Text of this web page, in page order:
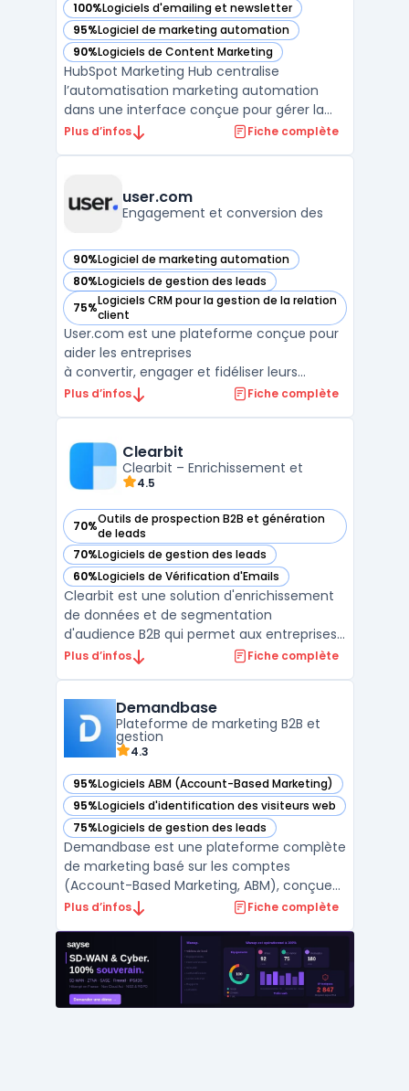
100%Logiciels d'emailing et newsletter
— voir HubSpot Marketing Hub dans cette catégorie
95%Logiciel de marketing automation
— voir HubSpot Marketing Hub dans cette catégorie
90%Logiciels de Content Marketing
— voir HubSpot Marketing Hub dans cette catégorie
HubSpot Marketing Hub centralise
l’automatisation marketing automation
dans une interface conçue pour gérer la
génération de prospects et la mesure de la
coordonner les actions omni‑chann ...
Plus d’infos Fiche complète
user.com
Engagement et conversion des
90%Logiciel de marketing automation
— voir user.com dans cette catégorie
80%Logiciels de gestion des leads
— voir user.com dans cette catégorie
75%Logiciels CRM pour la gestion de la relation
client
— voir user.com dans cette catégorie
User.com est une plateforme conçue pour
aider les entreprises
à convertir, engager et fidéliser leurs
utilisateurs. Grâce à une
le bon canal au bon utilisateur, au moment
opportun. User.com offre une
meilleure compréhension ...
Plus d’infos Fiche complète
Clearbit
Clearbit – Enrichissement et
4.5
70%Outils de prospection B2B et génération
de leads
— voir Clearbit dans cette catégorie
70%Logiciels de gestion des leads
— voir Clearbit dans cette catégorie
60%Logiciels de Vérification d'Emails
— voir Clearbit dans cette catégorie
Clearbit est une solution d'enrichissement
de données et de segmentation
d'audience B2B qui permet aux entreprises
d'améliorer leurs stratégies marketing et
données. Grâce à son API d'enrichissement
de données, Clear ...
Plus d’infos Fiche complète
Demandbase
Plateforme de marketing B2B et
gestion
4.3
95%Logiciels ABM (Account-Based Marketing)
— voir Demandbase dans cette catégorie
95%Logiciels d'identification des visiteurs web
— voir Demandbase dans cette catégorie
75%Logiciels de gestion des leads
— voir Demandbase dans cette catégorie
Demandbase est une plateforme complète
de marketing basé sur les comptes
(Account-Based Marketing, ABM), conçue
pour aider les entreprises B2B à optimiser
commerciales. Grâce à l'utilisation de
données d'intention, Demandbase permet
de cibler les comptes les plus promet ...
Plus d’infos Fiche complète